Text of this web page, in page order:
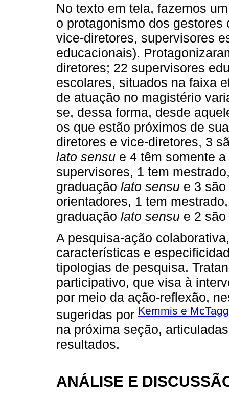
No texto em tela, fazemos
o protagonismo dos
vice-diretores, supervisores
educacionais).
diretores; 22 supervisores
escolares, situados na faixa
de atuação no magistério
se, dessa forma, desde
os que estão próximos de
diretores e vice-diretores, 3
lato sensu e 4 têm somente
supervisores, 1 tem
graduação lato sensu e 3
orientadores, 1 tem
graduação lato sensu e 2
A pesquisa-ação
características e
tipologias de pesquisa.
participativo, que visa à
por meio da ação-reflexão,
sugeridas por Kemmis e
na próxima seção,
resultados.
ANÁLISE E